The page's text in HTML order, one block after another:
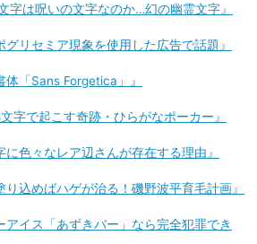
字は呪いの文字なのか…幻の幽霊文字』
リセミア現象を使用した広告で話題』
「Sans Forgetica」』
字で起こす奇跡・ひらがなポーカー』
色々なレア辺さんが存在する理由』
込めばハゲが治る！磯野波平育毛計画』
アイス「あずきバー」なら完全犯罪でき